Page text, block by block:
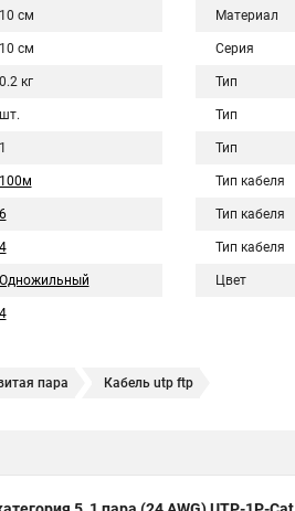
10 см
10 см
0.2 кг
шт.
1
100м
6
4
Одножильный
4
Материал
Серия
Тип
Тип
Тип
Тип кабеля
Тип кабеля
Тип кабеля
Цвет
пара Кабель utp ftp